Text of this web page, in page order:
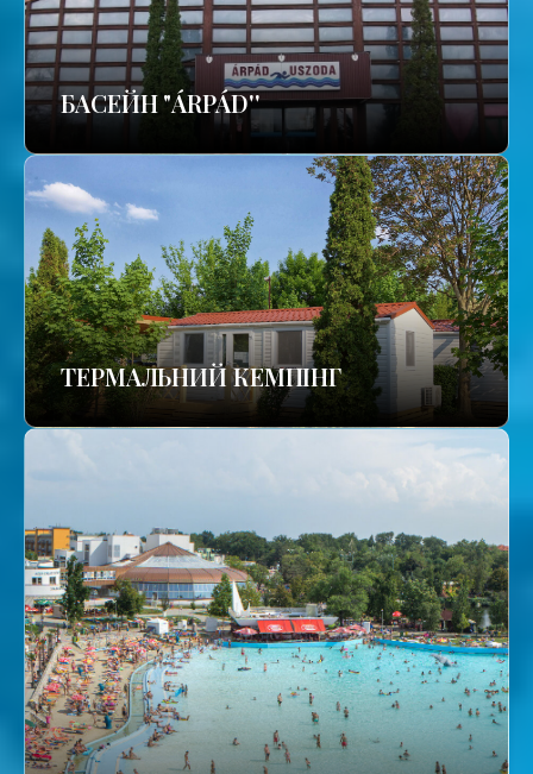
БАСЕЙН "ÁRPÁD''
ТЕРМАЛЬНИЙ КЕМПІНГ